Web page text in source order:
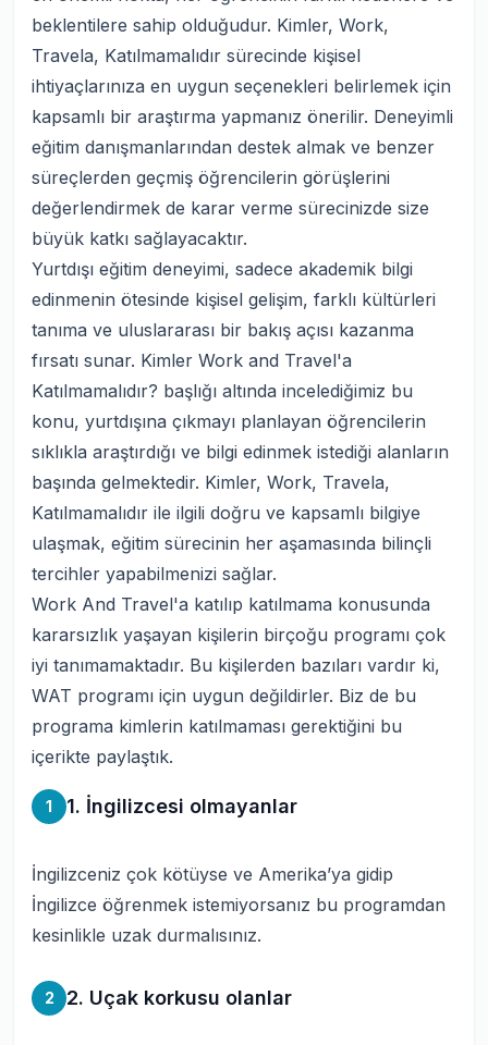
beklentilere sahip olduğudur. Kimler, Work,
Travela, Katılmamalıdır sürecinde kişisel
ihtiyaçlarınıza en uygun seçenekleri belirlemek için
kapsamlı bir araştırma yapmanız önerilir. Deneyimli
eğitim danışmanlarından destek almak ve benzer
süreçlerden geçmiş öğrencilerin görüşlerini
değerlendirmek de karar verme sürecinizde size
büyük katkı sağlayacaktır.
Yurtdışı eğitim deneyimi, sadece akademik bilgi
edinmenin ötesinde kişisel gelişim, farklı kültürleri
tanıma ve uluslararası bir bakış açısı kazanma
fırsatı sunar. Kimler Work and Travel'a
Katılmamalıdır? başlığı altında incelediğimiz bu
konu, yurtdışına çıkmayı planlayan öğrencilerin
sıklıkla araştırdığı ve bilgi edinmek istediği alanların
başında gelmektedir. Kimler, Work, Travela,
Katılmamalıdır ile ilgili doğru ve kapsamlı bilgiye
ulaşmak, eğitim sürecinin her aşamasında bilinçli
tercihler yapabilmenizi sağlar.
Work And Travel'a katılıp katılmama konusunda
kararsızlık yaşayan kişilerin birçoğu programı çok
iyi tanımamaktadır. Bu kişilerden bazıları vardır ki,
WAT programı için uygun değildirler. Biz de bu
programa kimlerin katılmaması gerektiğini bu
içerikte paylaştık.
1 1. İngilizcesi olmayanlar
İngilizceniz çok kötüyse ve Amerika’ya gidip
İngilizce öğrenmek istemiyorsanız bu programdan
kesinlikle uzak durmalısınız.
2 2. Uçak korkusu olanlar